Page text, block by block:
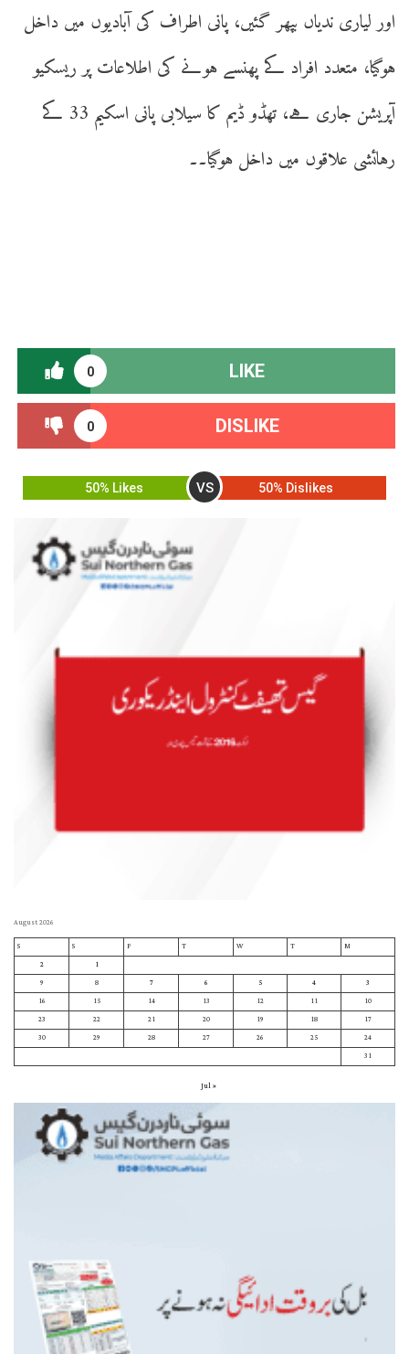
اور لیاری ندیاں بپھر گئیں، پانی اطراف کی آبادیوں میں داخل
ہوگیا، متعدد افراد کے پھنسے ہونے کی اطلاعات پر ریسکیو
آپریشن جاری ہے، تھڈو ڈیم کا سیلابی پانی اسکیم 33 کے
رہائشی علاقوں میں داخل ہوگیا۔۔
0 LIKE
0 DISLIKE
50% Likes VS 50% Dislikes
August 2026
M
T
W
T
F
S
S
1
2
3
4
5
6
7
8
9
10
11
12
13
14
15
16
17
18
19
20
21
22
23
24
25
26
27
28
29
30
31
« Jul